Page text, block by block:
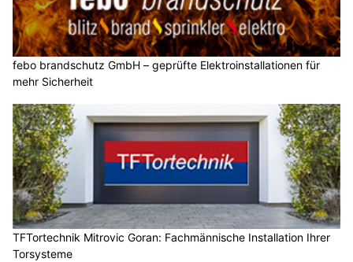
febo brandschutz GmbH – geprüfte Elektroinstallationen für
mehr Sicherheit
TFTortechnik Mitrovic Goran: Fachmännische Installation Ihrer
Torsysteme